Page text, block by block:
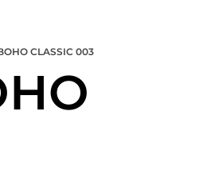
CLASSIC 003